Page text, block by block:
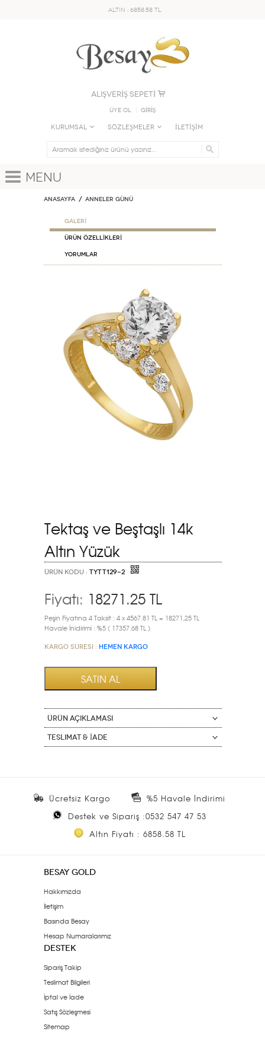
ALTIN : 6858.58 TL
ALIŞVERİŞ SEPETİ
Üye Ol GİRİŞ
KURUMSAL SÖZLEŞMELER İLETİŞİM
Menu
Anasayfa Anneler Günü
GALERİ
ÜRÜN ÖZELLİKLERİ
Yorumlar
Tektaş ve Beştaşlı 14k
Altın Yüzük
ÜRÜN KODU : TYTT129-2
Fiyatı: 18271.25 TL
Peşin Fiyatına 4 Taksit : 4 x 4567.81 TL = 18271,25 TL
Havale İnidirimi : %5 ( 17357.68 TL )
Kargo Süresi : HEMEN KARGO
ÜRÜN AÇIKLAMASI
Teslimat & İade
Ücretsiz Kargo
%5 Havale İndirimi
Destek ve Sipariş :0532 547 47 53
Altın Fiyatı : 6858.58 TL
BESAY GOLD
Hakkımızda
İletişim
Basında Besay
Hesap Numaralarımız
DESTEK
Sipariş Takip
Teslimat Bilgileri
İptal ve İade
Satış Sözleşmesi
Sitemap